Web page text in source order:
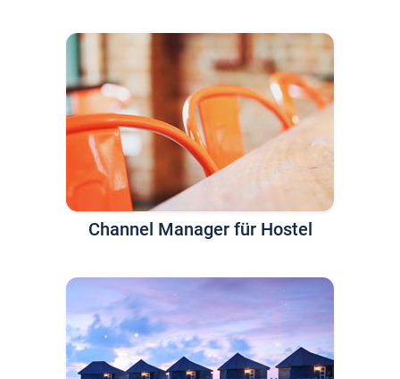
Channel Manager für Hostel